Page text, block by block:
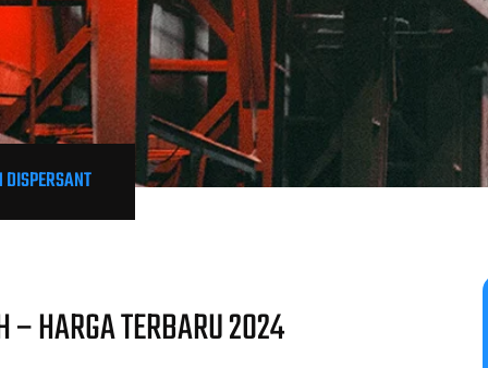
– HARGA TERBARU 2024